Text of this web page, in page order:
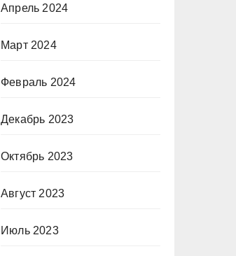
Апрель 2024
Март 2024
Февраль 2024
Декабрь 2023
Октябрь 2023
Август 2023
Июль 2023